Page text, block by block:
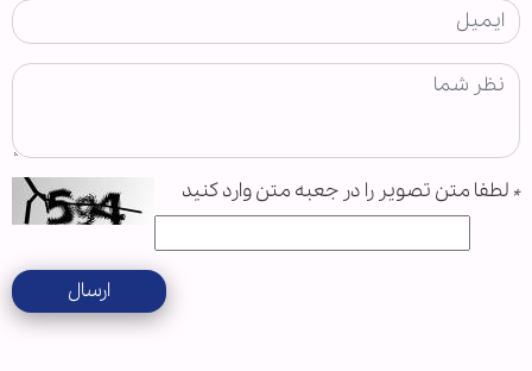
* لطفا متن تصویر را در جعبه متن وارد کنید
ارسال